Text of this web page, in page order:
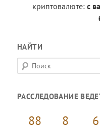
криптовалюте: с
НАЙТИ
П
о
с
РАССЛЕДОВАНИЕ
88 8 6